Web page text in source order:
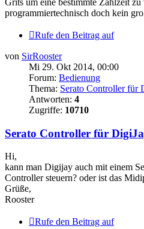
Grits um eine bestimmte Zählzeit zu
programmiertechnisch doch kein
Rufe den Beitrag auf
von SirRooster
Mi 29. Okt 2014, 00:00
Forum: Bedienung
Thema: Serato Controller für
Antworten: 4
Zugriffe: 10710
Serato Controller für
Hi,
kann man Digijay auch mit einem
Controller steuern? oder ist das
Grüße,
Rooster
Rufe den Beitrag auf